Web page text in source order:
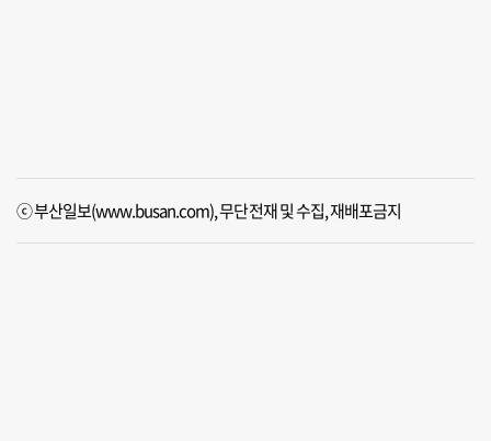
ⓒ 부산일보(www.busan.com), 무단전재 및 수집, 재배포금지